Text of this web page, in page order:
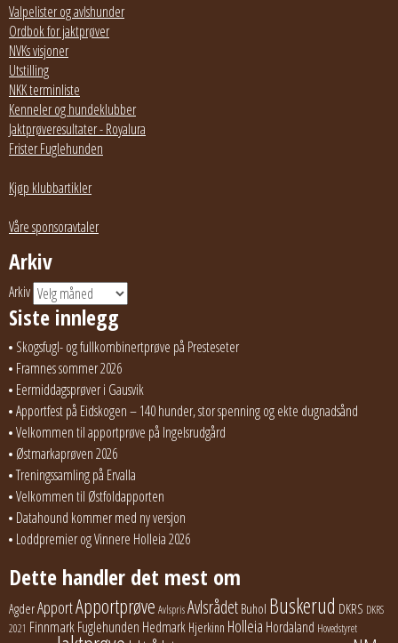
Valpelister og avlshunder
Ordbok for jaktprøver
NVKs visjoner
Utstilling
NKK terminliste
Kenneler og hundeklubber
Jaktprøveresultater - Royalura
Frister Fuglehunden
Kjøp klubbartikler
Våre sponsoravtaler
Arkiv
Arkiv
Siste innlegg
Skogsfugl- og fullkombinertprøve på Presteseter
Framnes sommer 2026
Eermiddagsprøver i Gausvik
Apportfest på Eidskogen – 140 hunder, stor spenning og ekte dugnadsånd
Velkommen til apportprøve på Ingelsrudgård
Østmarkaprøven 2026
Treningssamling på Ervalla
Velkommen til Østfoldapporten
Datahound kommer med ny versjon
Loddpremier og Vinnere Holleia 2026
Dette handler det mest om
AgderApportApportprøve AvlsprisAvlsrådet Buhol Buskerud DKRS DKRS
2021 FinnmarkFuglehunden Hedmark Hjerkinn Holleia Hordaland Hovedstyret